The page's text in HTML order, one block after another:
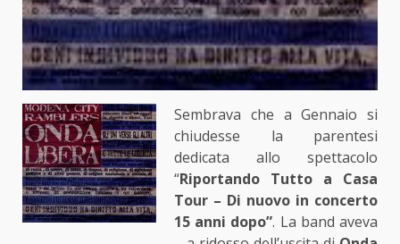
Sembrava che a Gennaio si
chiudesse la parentesi
dedicata allo spettacolo
“Riportando Tutto a Casa
Tour – Di nuovo in concerto
15 anni dopo”. La band aveva